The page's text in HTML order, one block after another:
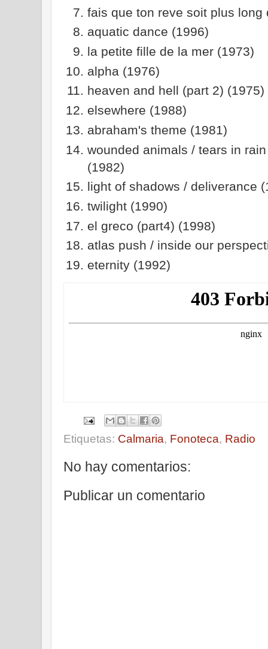
fais que ton reve soit plus long
aquatic dance (1996)
la petite fille de la mer (1973)
alpha (1976)
heaven and hell (part 2) (1975)
elsewhere (1988)
abraham's theme (1981)
wounded animals / tears in
(1982)
light of shadows / deliverance
twilight (1990)
el greco (part4) (1998)
atlas push / inside our
eternity (1992)
Etiquetas: Calmaria, Fonoteca, Radio
No hay comentarios:
Publicar un comentario